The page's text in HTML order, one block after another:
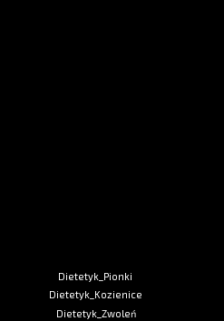
Dietetyk_Zwoleń
Dietetyk_Kozienice
Dietetyk_Pionki